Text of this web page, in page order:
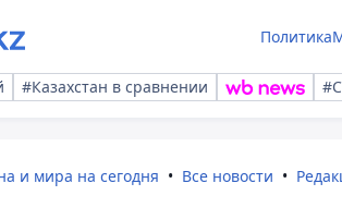
Политика
#Казахстан в сравнении
и мира на сегодня Все новости